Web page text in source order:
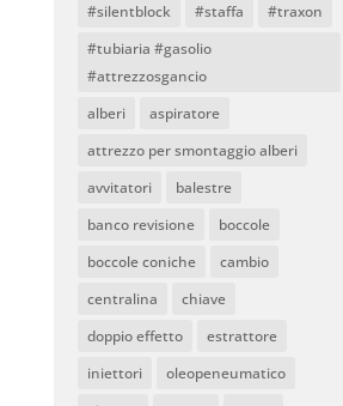
#silentblock
#staffa
#traxon
#tubiaria #gasolio
#attrezzosgancio
alberi
aspiratore
attrezzo per smontaggio alberi
avvitatori
balestre
banco revisione
boccole
boccole coniche
cambio
centralina
chiave
doppio effetto
estrattore
iniettori
oleopeneumatico